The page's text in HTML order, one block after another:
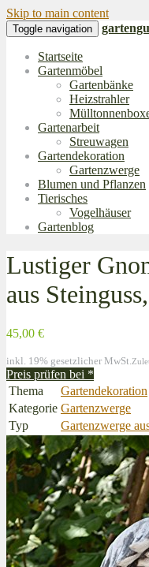
Skip to main content
Toggle navigation
Startseite
Gartenmöbel
Gartenbänke
Heizstrahler
Gartenarbeit
Streuwagen
Gartendekoration
Gartenzwerge
Blumen und Pflanzen
Tierisches
Vogelhäuser
Gartenblog
Lustiger
aus
45,00 €
inkl. 19% gesetzlicher MwSt.
Preis prüfen bei *
Thema
Gartendekoration
Kategorie Gartenzwerge
Typ
Gartenzwerge